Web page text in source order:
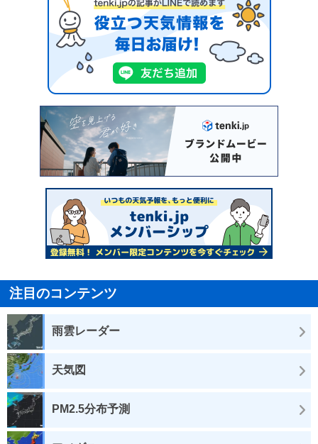
注目のコンテンツ
雨雲レーダー
天気図
PM2.5分布予測